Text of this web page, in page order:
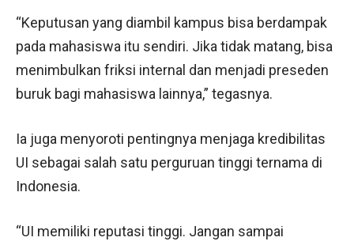
“Keputusan yang diambil kampus bisa berdampak
pada mahasiswa itu sendiri. Jika tidak matang, bisa
menimbulkan friksi internal dan menjadi preseden
buruk bagi mahasiswa lainnya,” tegasnya.
Ia juga menyoroti pentingnya menjaga kredibilitas
UI sebagai salah satu perguruan tinggi ternama di
Indonesia.
“UI memiliki reputasi tinggi. Jangan sampai